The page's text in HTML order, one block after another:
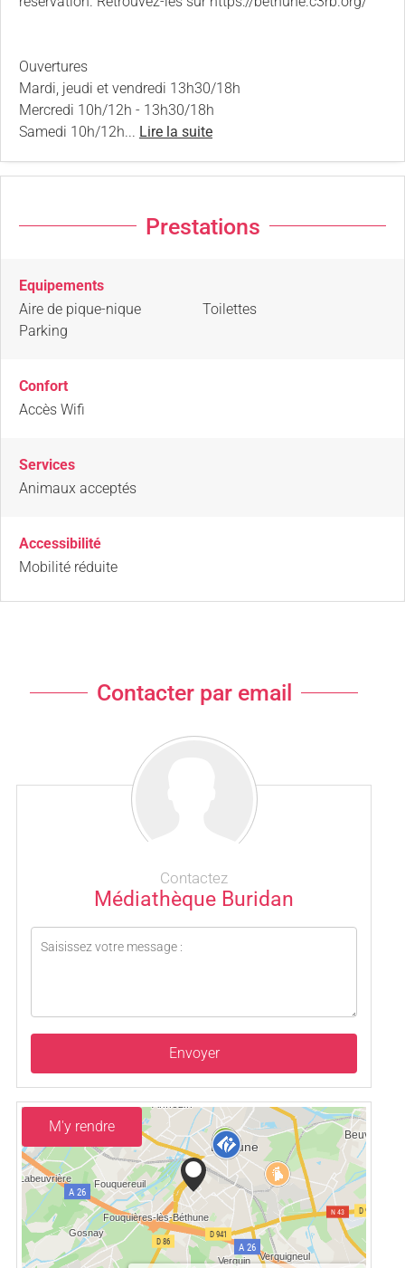
Ouvertures
Mardi, jeudi et vendredi 13h30/18h
Mercredi 10h/12h - 13h30/18h
Samedi 10h/12h... Lire la suite
Prestations
Equipements
Aire de pique-nique
Parking
Toilettes
Confort
Accès Wifi
Services
Animaux acceptés
Accessibilité
Mobilité réduite
Contacter par email
Contactez
Médiathèque Buridan
Envoyer
M'y rendre